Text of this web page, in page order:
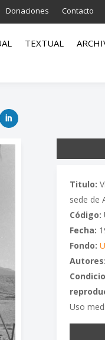
Donaciones Contacto
TEXTUAL
Titulo:
sede de
Código:
Fecha:
Fondo:
Autores:
Uso